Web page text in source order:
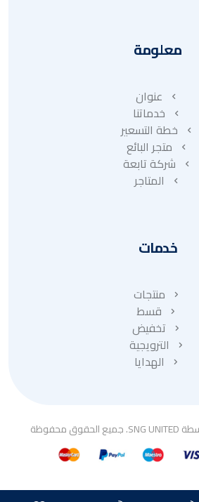
معلومة
عنوان
خدماتنا
خطة التسعير
متجر البائع
شركة تابعة
المتاجر
خدمات
منتجات
قسط
تخفيض
الترويجية
الهدايا